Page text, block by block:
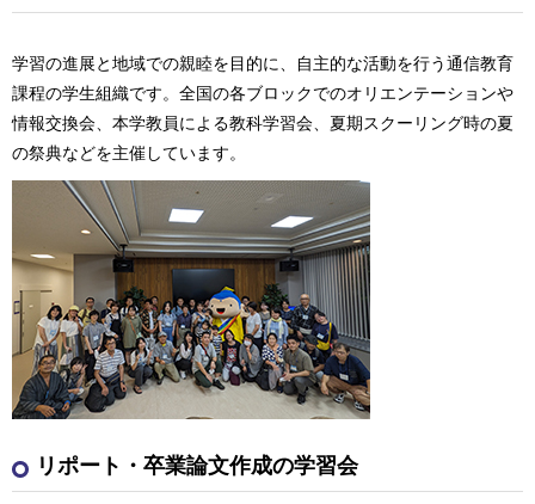
学習の進展と地域での親睦を目的に、自主的な活動を行う通信教育
課程の学生組織です。全国の各ブロックでのオリエンテーションや
情報交換会、本学教員による教科学習会、夏期スクーリング時の夏
の祭典などを主催しています。
リポート・卒業論文作成の学習会